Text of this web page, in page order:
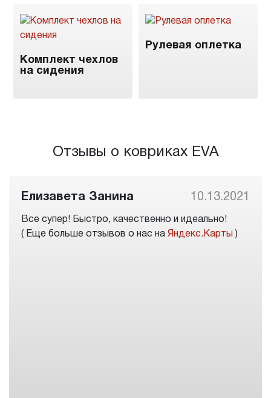
Комплект чехлов
на сидения
Рулевая оплетка
Отзывы о ковриках EVA
Елизавета Занина 10.13.2021
Все супер! Быстро, качественно и идеально!
( Еще больше отзывов о нас на Яндекс.Карты )